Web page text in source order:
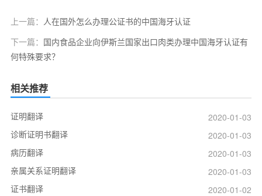
上一篇： 人在国外怎么办理公证书的中国海牙认证
下一篇： 国内食品企业向伊斯兰国家出口肉类办理中国海牙认证有
何特殊要求？
相关推荐
证明翻译
2020-01-03
诊断证明书翻译
2020-01-03
病历翻译
2020-01-03
亲属关系证明翻译
2020-01-03
证书翻译
2020-01-02